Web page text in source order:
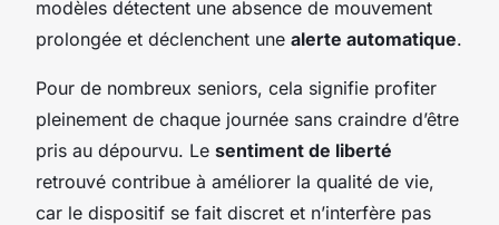
modèles détectent une absence de mouvement
prolongée et déclenchent une alerte automatique.
Pour de nombreux seniors, cela signifie profiter
pleinement de chaque journée sans craindre d’être
pris au dépourvu. Le sentiment de liberté
retrouvé contribue à améliorer la qualité de vie,
car le dispositif se fait discret et n’interfère pas